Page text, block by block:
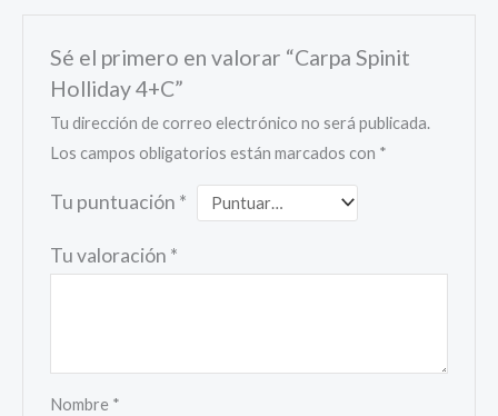
Sé el primero en valorar “Carpa Spinit
Holliday 4+C”
Tu dirección de correo electrónico no será publicada.
Los campos obligatorios están marcados con *
Tu puntuación *
Tu valoración *
Nombre *